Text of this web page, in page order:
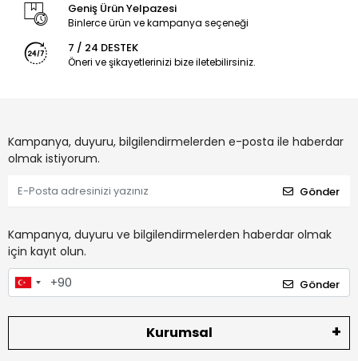
Geniş Ürün Yelpazesi
Binlerce ürün ve kampanya seçeneği
7 / 24 DESTEK
Öneri ve şikayetlerinizi bize iletebilirsiniz.
Kampanya, duyuru, bilgilendirmelerden e-posta ile haberdar
olmak istiyorum.
Gönder
Kampanya, duyuru ve bilgilendirmelerden haberdar olmak
için kayıt olun.
Gönder
Kurumsal